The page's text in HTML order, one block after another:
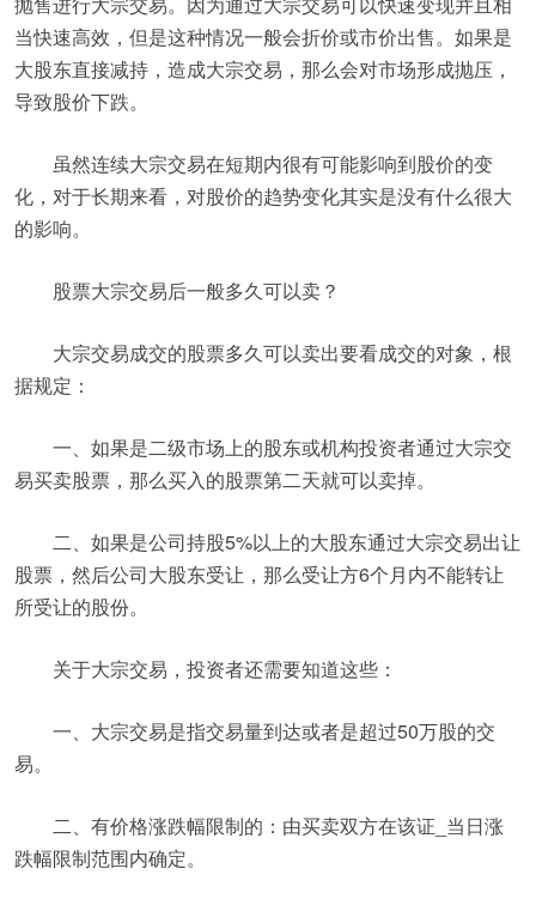
当快速高效，但是这种情况一般会折价或市价出售。如果是
大股东直接减持，造成大宗交易，那么会对市场形成抛压，
导致股价下跌。
虽然连续大宗交易在短期内很有可能影响到股价的变
化，对于长期来看，对股价的趋势变化其实是没有什么很大
的影响。
股票大宗交易后一般多久可以卖？
大宗交易成交的股票多久可以卖出要看成交的对象，根
据规定：
一、如果是二级市场上的股东或机构投资者通过大宗交
易买卖股票，那么买入的股票第二天就可以卖掉。
二、如果是公司持股5%以上的大股东通过大宗交易出让
股票，然后公司大股东受让，那么受让方6个月内不能转让
所受让的股份。
关于大宗交易，投资者还需要知道这些：
一、大宗交易是指交易量到达或者是超过50万股的交
易。
二、有价格涨跌幅限制的：由买卖双方在该证_当日涨
跌幅限制范围内确定。